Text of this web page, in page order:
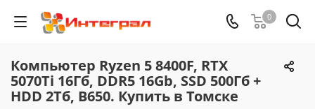
0
Компьютер Ryzen 5 8400F, RTX
5070Ti 16Гб, DDR5 16Gb, SSD 500Гб +
HDD 2Тб, B650. Купить в Томске